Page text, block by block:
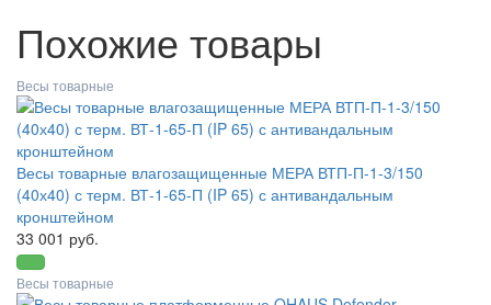
Похожие товары
Весы товарные
Весы товарные влагозащищенные МЕРА ВТП-П-1-3/150
(40х40) с терм. ВТ-1-65-П (IP 65) с антивандальным
кронштейном
33 001 руб.
Весы товарные